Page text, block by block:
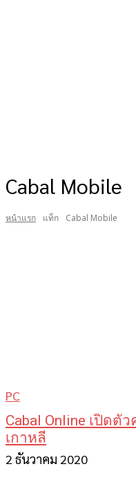
Cabal Mobile
หน้าแรก แท็ก Cabal Mobile
PC
Cabal Online เปิดตั
เกาหลี
2 ธันวาคม 2020